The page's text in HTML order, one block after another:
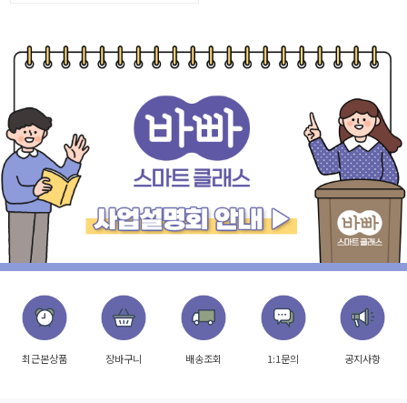
최근본상품 장바구니 배송조회 1:1문의 공지사항